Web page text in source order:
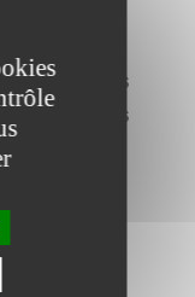
pas
dans les
coût